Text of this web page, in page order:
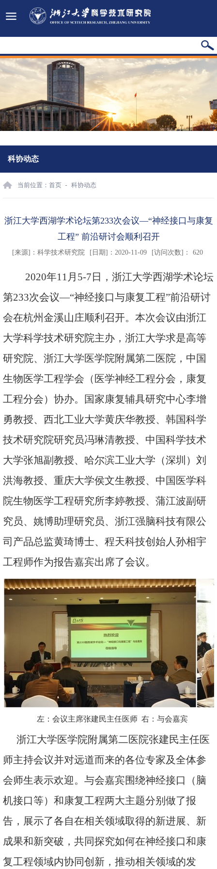
科协动态
当前位置： 首页 科协动态
浙江大学西湖学术论坛第233次会议—“神经接口与康复
工程” 前沿研讨会顺利召开
[来源]： 科学技术研究院 [日期]：2020-11-09 [访问次数]： 620
2020年11月5-7日，浙江大学西湖学术论坛
第233次会议—“神经接口与康复工程”前沿研讨
会在杭州金溪山庄顺利召开。本次会议由浙江
大学科学技术研究院主办，浙江大学求是高等
研究院、浙江大学医学院附属第二医院，中国
生物医学工程学会（医学神经工程分会，康复
工程分会）协办。国家康复辅具研究中心李增
勇教授、西北工业大学黄庆华教授、韩国科学
技术研究院研究员冯琳清教授、中国科学技术
大学张旭副教授、哈尔滨工业大学（深圳）刘
洪海教授、重庆大学侯文生教授、中国医学科
院生物医学工程研究所李婷教授、蒲江波副研
究员、姚博助理研究员、浙江强脑科技有限公
司产品总监黄琦博士、程天科技创始人孙相宇
工程师作为报告嘉宾出席了会议。
左：会议主席张建民主任医师 右：与会嘉宾
浙江大学医学院附属第二医院张建民主任医
师主持会议并对远道而来的各位专家及全体参
会师生表示欢迎。与会嘉宾围绕神经接口（脑
机接口等）和康复工程两大主题分别做了报
告，展示了各自在相关领域取得的新进展、新
成果和新突破，共同探究如何在神经接口和康
复工程领域内协同创新，推动相关领域的发